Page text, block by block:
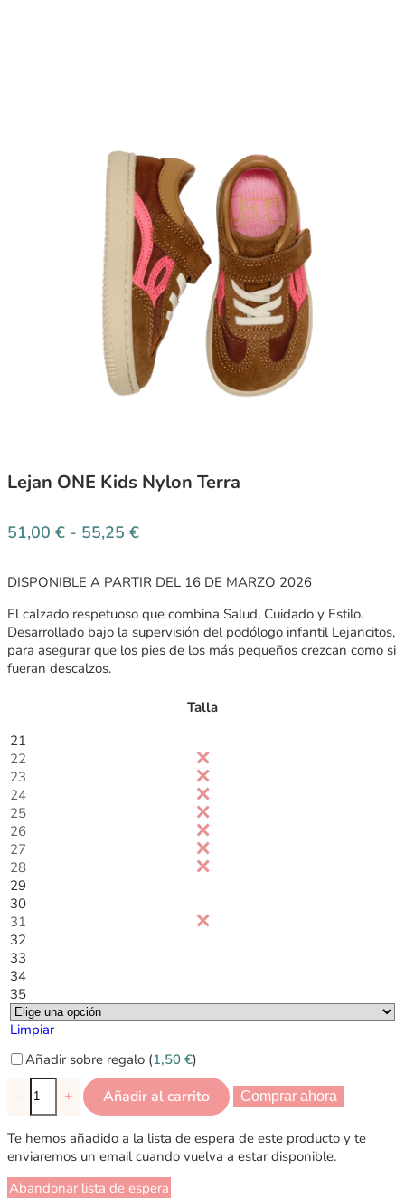
Lejan ONE Kids Nylon Terra
51,00 € - 55,25 €
DISPONIBLE A PARTIR DEL 16 DE MARZO 2026
El calzado respetuoso que combina Salud, Cuidado y Estilo.
Desarrollado bajo la supervisión del podólogo infantil Lejancitos,
para asegurar que los pies de los más pequeños crezcan como si
fueran descalzos.
Talla
21
22
23
24
25
26
27
28
29
30
31
32
33
34
35
Limpiar
Añadir sobre regalo (1,50 €)
- + Añadir al carrito Comprar ahora
Te hemos añadido a la lista de espera de este producto y te
enviaremos un email cuando vuelva a estar disponible.
Abandonar lista de espera